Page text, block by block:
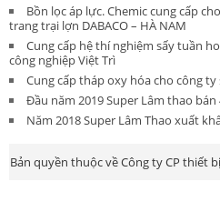
Bồn lọc áp lực. Chemic cung cấp
trang trại lợn DABACO – HÀ NAM
Cung cấp hệ thí nghiệm sấy tuần
công nghiệp Việt Trì
Cung cấp tháp oxy hóa cho công ty
Đầu năm 2019 Super Lâm thao
Năm 2018 Super Lâm Thao xuất
Bản quyền thuộc về Công ty CP thiết